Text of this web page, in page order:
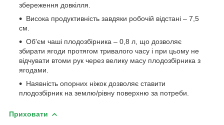
збереження довкілля.
Висока продуктивність завдяки робочій відстані – 7,5
см.
Об'єм чаші плодозбірника – 0,8 л, що дозволяє
збирати ягоди протягом тривалого часу і при цьому не
відчувати втоми рук через велику масу плодозбірника з
ягодами.
Наявність опорних ніжок дозволяє ставити
плодозбірник на землю/рівну поверхню за потреби.
Приховати